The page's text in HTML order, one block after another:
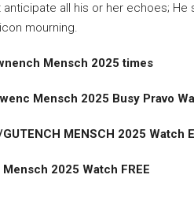
anticipate all his or her echoes;
mourning.
Mensch 2025 times
Mensch 2025 Busy Pravo
GUTENCH MENSCH 2025 Watch
2025 Watch FREE